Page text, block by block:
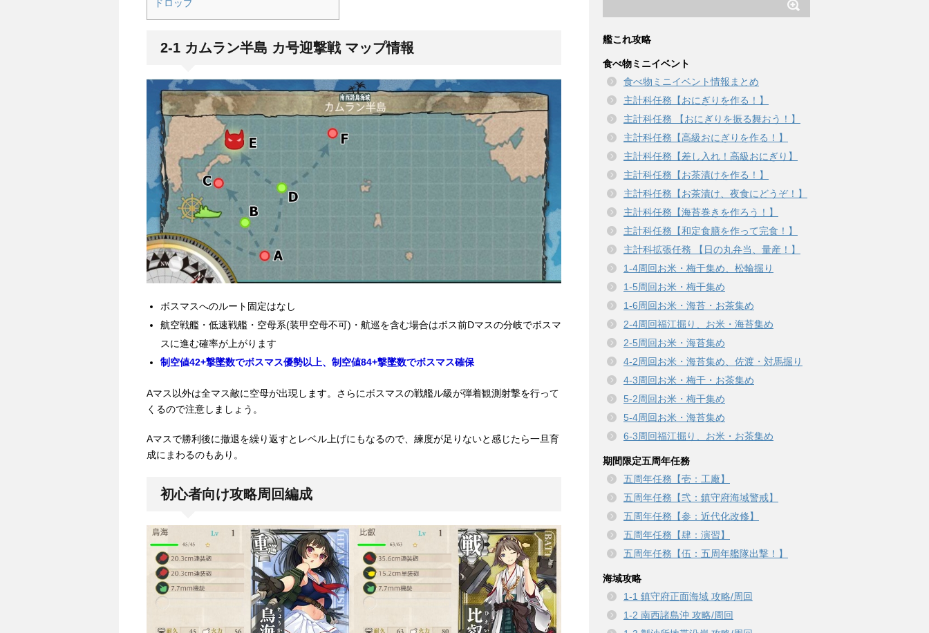
ドロップ
2-1 カムラン半島 カ号迎撃戦 マップ情報
ボスマスへのルート固定はなし
航空戦艦・低速戦艦・空母系(装甲空母不可)・航巡を含む場合はボス前Dマスの分岐でボスマ
スに進む確率が上がります
制空値42+撃墜数でボスマス優勢以上、制空値84+撃墜数でボスマス確保
Aマス以外は全マス敵に空母が出現します。さらにボスマスの戦艦ル級が弾着観測射撃を行って
くるので注意しましょう。
Aマスで勝利後に撤退を繰り返すとレベル上げにもなるので、練度が足りないと感じたら一旦育
成にまわるのもあり。
初心者向け攻略周回編成
艦これ攻略
食べ物ミニイベント
食べ物ミニイベント情報まとめ
主計科任務【おにぎりを作る！】
主計科任務 【おにぎりを振る舞おう！】
主計科任務【高級おにぎりを作る！】
主計科任務【差し入れ！高級おにぎり】
主計科任務【お茶漬けを作る！】
主計科任務【お茶漬け、夜食にどうぞ！】
主計科任務【海苔巻きを作ろう！】
主計科任務【和定食膳を作って完食！】
主計科拡張任務 【日の丸弁当、量産！】
1-4周回お米・梅干集め、松輪掘り
1-5周回お米・梅干集め
1-6周回お米・海苔・お茶集め
2-4周回福江掘り、お米・海苔集め
2-5周回お米・海苔集め
4-2周回お米・海苔集め、佐渡・対馬掘り
4-3周回お米・梅干・お茶集め
5-2周回お米・梅干集め
5-4周回お米・海苔集め
6-3周回福江掘り、お米・お茶集め
期間限定五周年任務
五周年任務【壱：工廠】
五周年任務【弐：鎮守府海域警戒】
五周年任務【参：近代化改修】
五周年任務【肆：演習】
五周年任務【伍：五周年艦隊出撃！】
海域攻略
1-1 鎮守府正面海域 攻略/周回
1-2 南西諸島沖 攻略/周回